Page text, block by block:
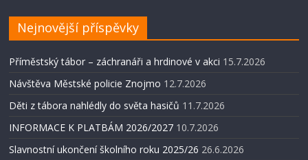
Nejnovější příspěvky
Příměstský tábor – záchranáři a hrdinové v akci 15.7.2026
Návštěva Městské policie Znojmo 12.7.2026
Děti z tábora nahlédly do světa hasičů 11.7.2026
INFORMACE K PLATBÁM 2026/2027 10.7.2026
Slavnostní ukončení školního roku 2025/26 26.6.2026